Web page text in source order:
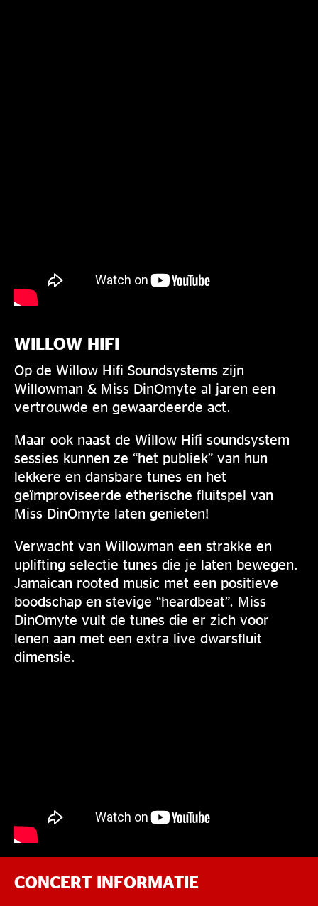
WILLOW HIFI
Op de Willow Hifi Soundsystems zijn
Willowman & Miss DinOmyte al jaren een
vertrouwde en gewaardeerde act.
Maar ook naast de Willow Hifi soundsystem
sessies kunnen ze “het publiek” van hun
lekkere en dansbare tunes en het
geïmproviseerde etherische fluitspel van
Miss DinOmyte laten genieten!
Verwacht van Willowman een strakke en
uplifting selectie tunes die je laten bewegen.
Jamaican rooted music met een positieve
boodschap en stevige “heardbeat”. Miss
DinOmyte vult de tunes die er zich voor
lenen aan met een extra live dwarsfluit
dimensie.
CONCERT INFORMATIE